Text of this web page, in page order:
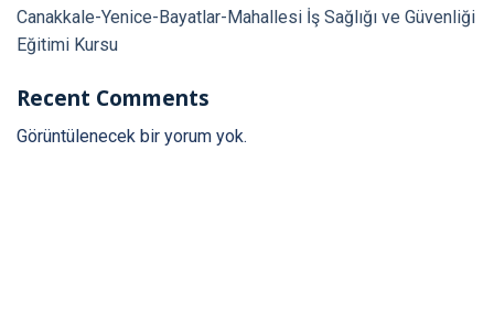
Canakkale-Yenice-Bayatlar-Mahallesi İş Sağlığı ve Güvenliği
Eğitimi Kursu
Recent Comments
Görüntülenecek bir yorum yok.